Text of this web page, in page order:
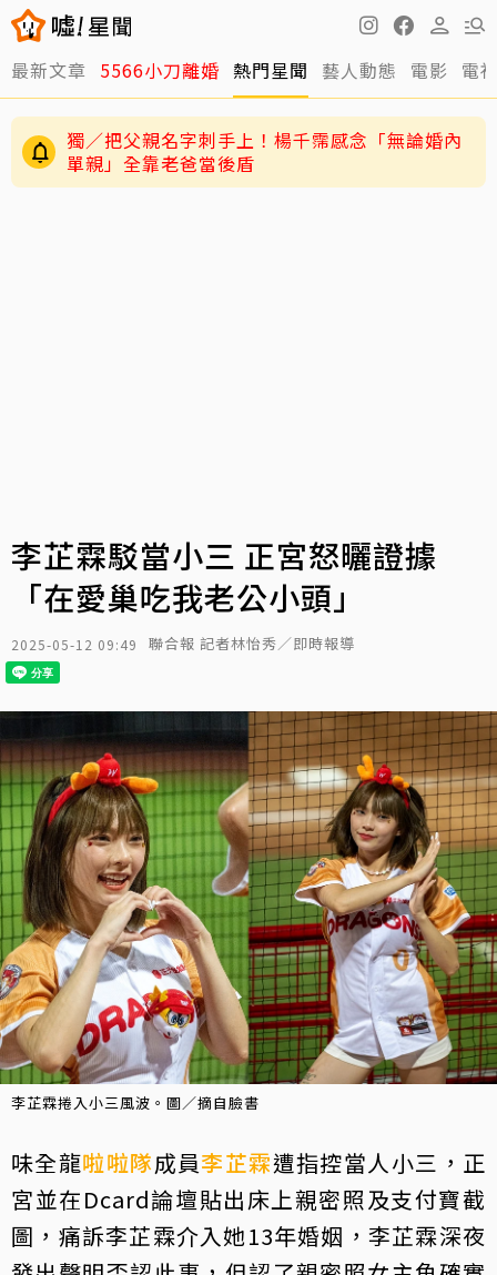
最新文章 5566小刀離婚 熱門星聞 藝人動態 電影 電
獨／把父親名字刺手上！楊千霈感念「無論婚內
單親」全靠老爸當後盾
李芷霖駁當小三 正宮怒曬證據
「在愛巢吃我老公小頭」
2025-05-12 09:49 聯合報 記者林怡秀／即時報導
李芷霖捲入小三風波。圖／摘自臉書
味全龍啦啦隊成員李芷霖遭指控當人小三，正
宮並在Dcard論壇貼出床上親密照及支付寶截
圖，痛訴李芷霖介入她13年婚姻，李芷霖深夜